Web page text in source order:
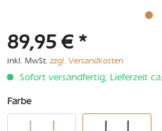
89,95 € *
inkl. MwSt. zzgl. Versandkosten
Sofort versandfertig, Lieferzeit
Farbe